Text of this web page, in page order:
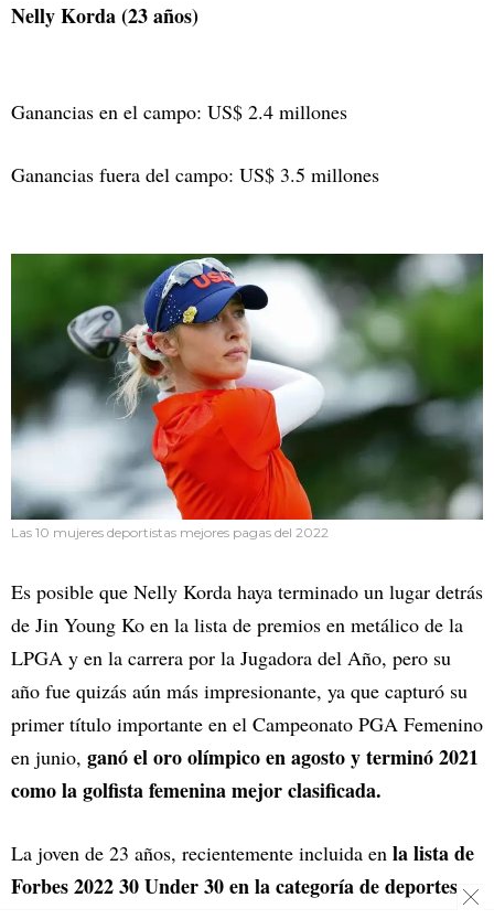
Nelly Korda (23 años)
Ganancias en el campo: US$ 2.4 millones
Ganancias fuera del campo: US$ 3.5 millones
Las 10 mujeres deportistas mejores pagas del 2022
Es posible que Nelly Korda haya terminado un lugar detrás
de Jin Young Ko en la lista de premios en metálico de la
LPGA y en la carrera por la Jugadora del Año, pero su
año fue quizás aún más impresionante, ya que capturó su
primer título importante en el Campeonato PGA Femenino
en junio, ganó el oro olímpico en agosto y terminó 2021
como la golfista femenina mejor clasificada.
La joven de 23 años, recientemente incluida en la lista de
Forbes 2022 30 Under 30 en la categoría de deportes